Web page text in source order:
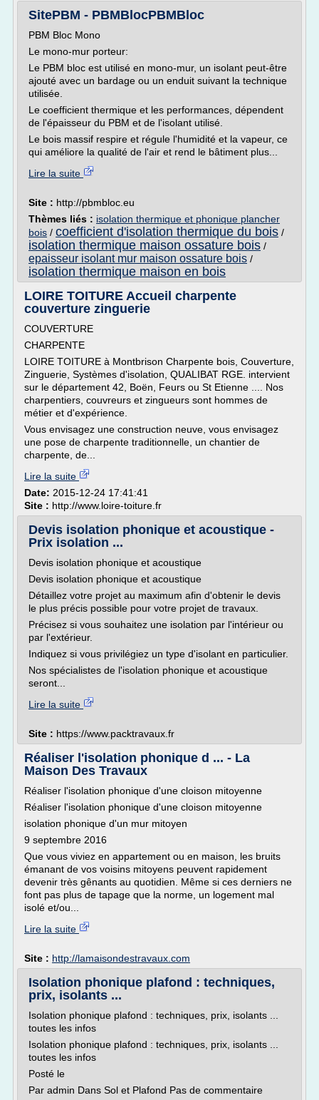
SitePBM - PBMBlocPBMBloc
PBM Bloc Mono
Le mono-mur porteur:
Le PBM bloc est utilisé en mono-mur, un isolant peut-être
ajouté avec un bardage ou un enduit suivant la technique
utilisée.
Le coefficient thermique et les performances, dépendent
de l'épaisseur du PBM et de l'isolant utilisé.
Le bois massif respire et régule l'humidité et la vapeur, ce
qui améliore la qualité de l'air et rend le bâtiment plus...
Lire la suite
Site : http://pbmbloc.eu
Thèmes liés : isolation thermique et phonique plancher
bois / coefficient d'isolation thermique du bois /
isolation thermique maison ossature bois /
epaisseur isolant mur maison ossature bois /
isolation thermique maison en bois
LOIRE TOITURE Accueil charpente
couverture zinguerie
COUVERTURE
CHARPENTE
LOIRE TOITURE à Montbrison Charpente bois, Couverture,
Zinguerie, Systèmes d'isolation, QUALIBAT RGE. intervient
sur le département 42, Boën, Feurs ou St Etienne .... Nos
charpentiers, couvreurs et zingueurs sont hommes de
métier et d'expérience.
Vous envisagez une construction neuve, vous envisagez
une pose de charpente traditionnelle, un chantier de
charpente, de...
Lire la suite
Date: 2015-12-24 17:41:41
Site : http://www.loire-toiture.fr
Devis isolation phonique et acoustique -
Prix isolation ...
Devis isolation phonique et acoustique
Devis isolation phonique et acoustique
Détaillez votre projet au maximum afin d'obtenir le devis
le plus précis possible pour votre projet de travaux.
Précisez si vous souhaitez une isolation par l'intérieur ou
par l'extérieur.
Indiquez si vous privilégiez un type d'isolant en particulier.
Nos spécialistes de l'isolation phonique et acoustique
seront...
Lire la suite
Site : https://www.packtravaux.fr
Réaliser l'isolation phonique d ... - La
Maison Des Travaux
Réaliser l'isolation phonique d'une cloison mitoyenne
Réaliser l'isolation phonique d'une cloison mitoyenne
isolation phonique d'un mur mitoyen
9 septembre 2016
Que vous viviez en appartement ou en maison, les bruits
émanant de vos voisins mitoyens peuvent rapidement
devenir très gênants au quotidien. Même si ces derniers ne
font pas plus de tapage que la norme, un logement mal
isolé et/ou...
Lire la suite
Site : http://lamaisondestravaux.com
Isolation phonique plafond : techniques,
prix, isolants ...
Isolation phonique plafond : techniques, prix, isolants ...
toutes les infos
Isolation phonique plafond : techniques, prix, isolants ...
toutes les infos
Posté le
Par admin Dans Sol et Plafond Pas de commentaire